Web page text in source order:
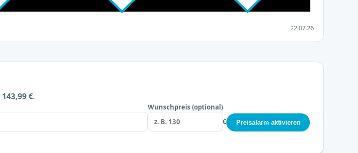
22.07.26
143,99 €.
Wunschpreis (optional)
€
Preisalarm aktivieren